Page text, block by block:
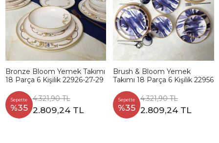
Bronze Bloom Yemek Takımı
18 Parça 6 Kişilik 22926-27-29
Sepette
%35
4.321,90 TL
2.809,24 TL
Brush & Bloom Yemek
Takımı 18 Parça 6 Kişilik 22956
Sepette
%35
4.321,90 TL
2.809,24 TL